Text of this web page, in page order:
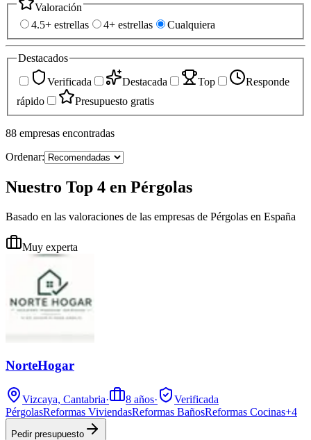
Valoración
4.5+ estrellas
4+ estrellas Cualquiera
Destacados
Verificada
Destacada Top
Responde
rápido
Presupuesto gratis
88 empresas encontradas
Ordenar:
Nuestro Top 4 en Pérgolas
Basado en las valoraciones de las empresas de Pérgolas en España
Muy experta
NorteHogar
Vizcaya, Cantabria· 8 años·
Verificada
PérgolasReformas ViviendasReformas BañosReformas Cocinas+4
Pedir presupuesto